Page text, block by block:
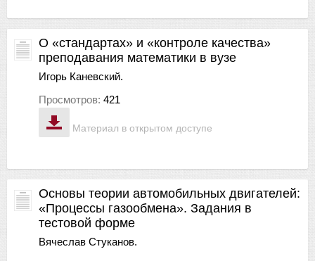
Материал в открытом доступе
О «стандартах» и «контроле качества»
преподавания математики в вузе
Игорь Каневский.
Просмотров: 421
Основы теории автомобильных двигателей:
«Процессы газообмена». Задания в
тестовой форме
Вячеслав Стуканов.